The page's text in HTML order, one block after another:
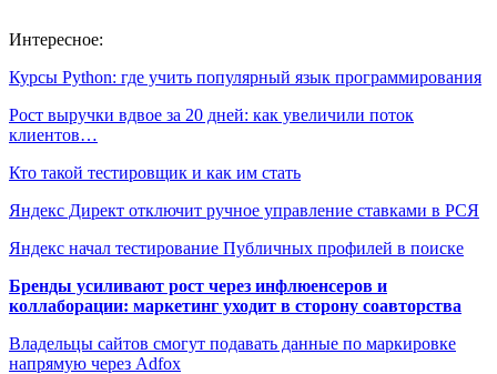
Интересное:
Курсы Python: где учить популярный язык программирования
Рост выручки вдвое за 20 дней: как увеличили поток
клиентов…
Кто такой тестировщик и как им стать
Яндекс Директ отключит ручное управление ставками в РСЯ
Яндекс начал тестирование Публичных профилей в поиске
Бренды усиливают рост через инфлюенсеров и
коллаборации: маркетинг уходит в сторону соавторства
Владельцы сайтов смогут подавать данные по маркировке
напрямую через Adfox